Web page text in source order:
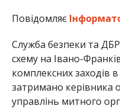
Повідомляє
Служба безпеки та ДБР
схему на Івано-
комплексних заходів
затримано керівника
управлінь митного